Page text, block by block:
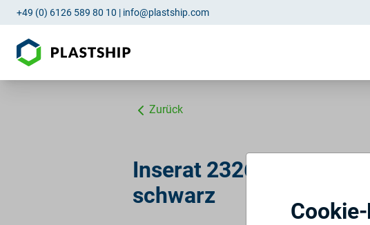
+49 (0) 6126 589 80 10 | info@plastship.com
Zurück
Inserat 2326: PE-HD
schwarz